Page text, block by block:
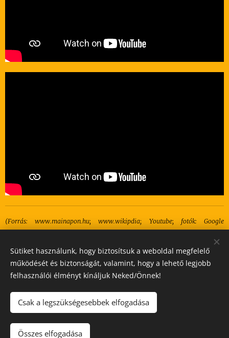
(Forrás: www.mainapon.hu; www.wikipdia; Youtube; fotók: Google
Copyright©Pannon Journal.
All rights reserved.
Minden jog fenntartva.
Sütiket használunk, hogy biztosítsuk a weboldal megfelelő
működését és biztonságát, valamint, hogy a lehető legjobb
felhasználói élményt kínáljuk Neked/Önnek!
Csak a legszükségesebbek elfogadása
Összes elfogadása